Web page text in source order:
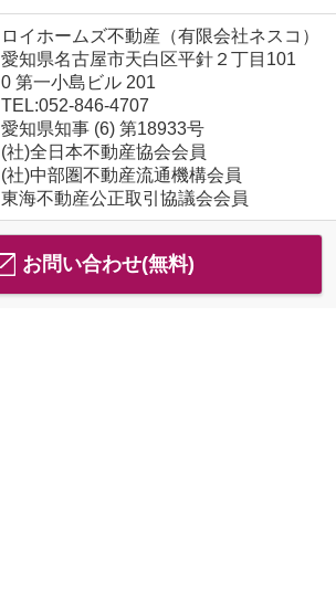
ロイホームズ不動産（有限会社ネスコ）
愛知県名古屋市天白区平針２丁目101
0 第一小島ビル 201
TEL:052-846-4707
愛知県知事 (6) 第18933号
(社)全日本不動産協会会員
(社)中部圏不動産流通機構会員
東海不動産公正取引協議会会員
お問い合わせ(無料)